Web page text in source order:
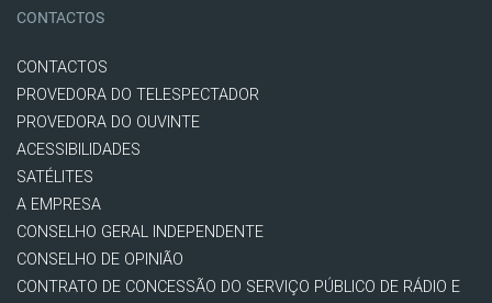
CONTACTOS
CONTACTOS
PROVEDORA DO TELESPECTADOR
PROVEDORA DO OUVINTE
ACESSIBILIDADES
SATÉLITES
A EMPRESA
CONSELHO GERAL INDEPENDENTE
CONSELHO DE OPINIÃO
CONTRATO DE CONCESSÃO DO SERVIÇO PÚBLICO DE RÁDIO E